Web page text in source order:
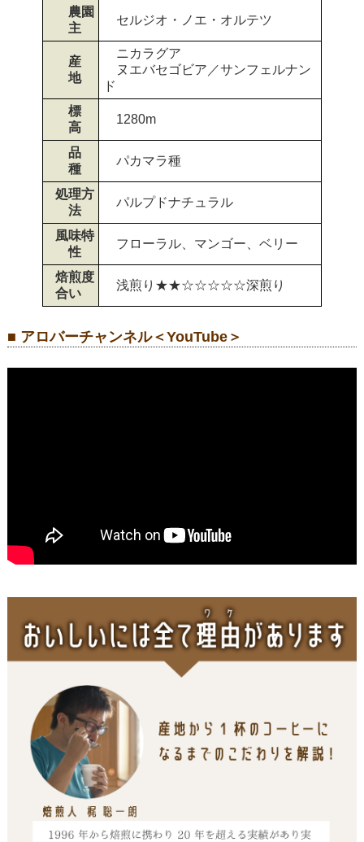
農園
主
セルジオ・ノエ・オルテツ
産
地
ニカラグア
ヌエバセゴビア／サンフェルナン
ド
標
高
1280m
品
種
パカマラ種
処理方
法
パルプドナチュラル
風味特
性
フローラル、マンゴー、ベリー
焙煎度
合い
浅煎り★★☆☆☆☆☆深煎り
■ アロバーチャンネル＜YouTube＞